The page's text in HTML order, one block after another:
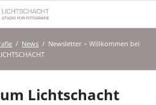
News
Newsletter – Willkommen bei
Lichtschacht